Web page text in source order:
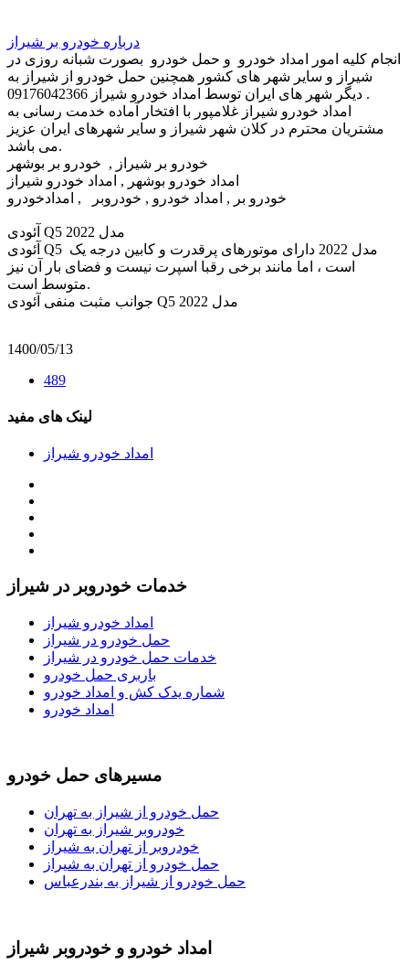
درباره خودرو بر شیراز
انجام کلیه امور امداد خودرو و حمل خودرو بصورت شبانه روزی در
شیراز و سایر شهر های کشور همچنین حمل خودرو از شیراز به
دیگر شهر های ایران توسط امداد خودرو شیراز 09176042366 .
امداد خودرو شیراز غلامپور با افتخار آماده خدمت رسانی به
مشتریان محترم در کلان شهر شیراز و سایر شهرهای ایران عزیز
می باشد.
خودرو بر شیراز , خودرو بر بوشهر
خودرو بر , امداد خودرو , خودروبر , امدادخودرو
آئودی Q5 مدل 2022
آئودی Q5 مدل 2022 دارای موتورهای پرقدرت و کابین درجه یک
است ، اما مانند برخی رقبا اسپرت نیست و فضای بار آن نیز
متوسط است.
جوانب مثبت منفی آئودی Q5 مدل 2022
1400/05/13
489
لینک های مفید
امداد خودرو شیراز
خدمات خودروبر در شیراز
امداد خودرو شیراز
حمل خودرو در شیراز
خدمات حمل خودرو در شیراز
باربری حمل خودرو
شماره یدک کش و امداد خودرو
امداد خودرو
مسیرهای حمل خودرو
حمل خودرو از شیراز به تهران
خودروبر شیراز به تهران
خودروبر از تهران به شیراز
حمل خودرو از تهران به شیراز
حمل خودرو از شیراز به بندرعباس
امداد خودرو و خودروبر شیراز